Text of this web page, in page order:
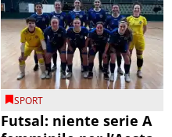
SPORT
Futsal: niente serie A